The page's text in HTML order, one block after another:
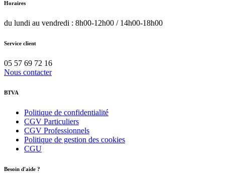
Horaires
du lundi au vendredi : 8h00-12h00 / 14h00-18h00
Service client
05 57 69 72 16
Nous contacter
BTVA
Politique de confidentialité
CGV Particuliers
CGV Professionnels
Politique de gestion des cookies
CGU
Besoin d'aide ?